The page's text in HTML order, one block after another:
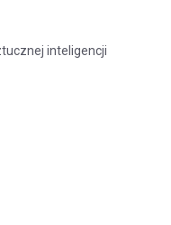
inteligencji